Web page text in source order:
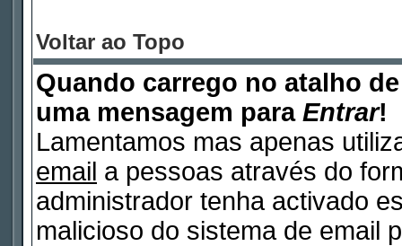
Voltar ao Topo
Quando carrego no atalho
uma mensagem para Entrar!
Lamentamos mas apenas
email a pessoas através do
administrador tenha activado
malicioso do sistema de email